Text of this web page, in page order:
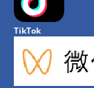
TikTok